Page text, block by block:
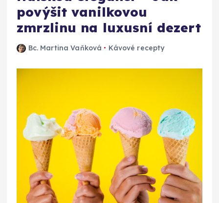
povýšit vanilkovou
zmrzlinu na luxusní dezert
Bc. Martina Vaňková Kávové recepty